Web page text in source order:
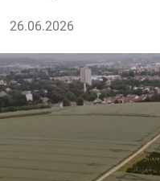
26.06.2026